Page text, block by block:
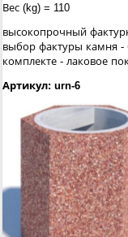
Вес (kg) = 110
высокопрочный
выбор фактуры камня -
комплекте - лаковое
Артикул: urn-6